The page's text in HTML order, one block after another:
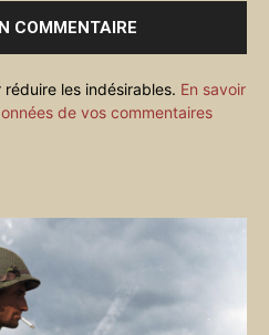
les indésirables. En savoir
de vos commentaires